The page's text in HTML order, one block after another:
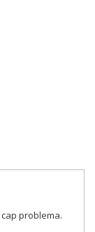
problema.